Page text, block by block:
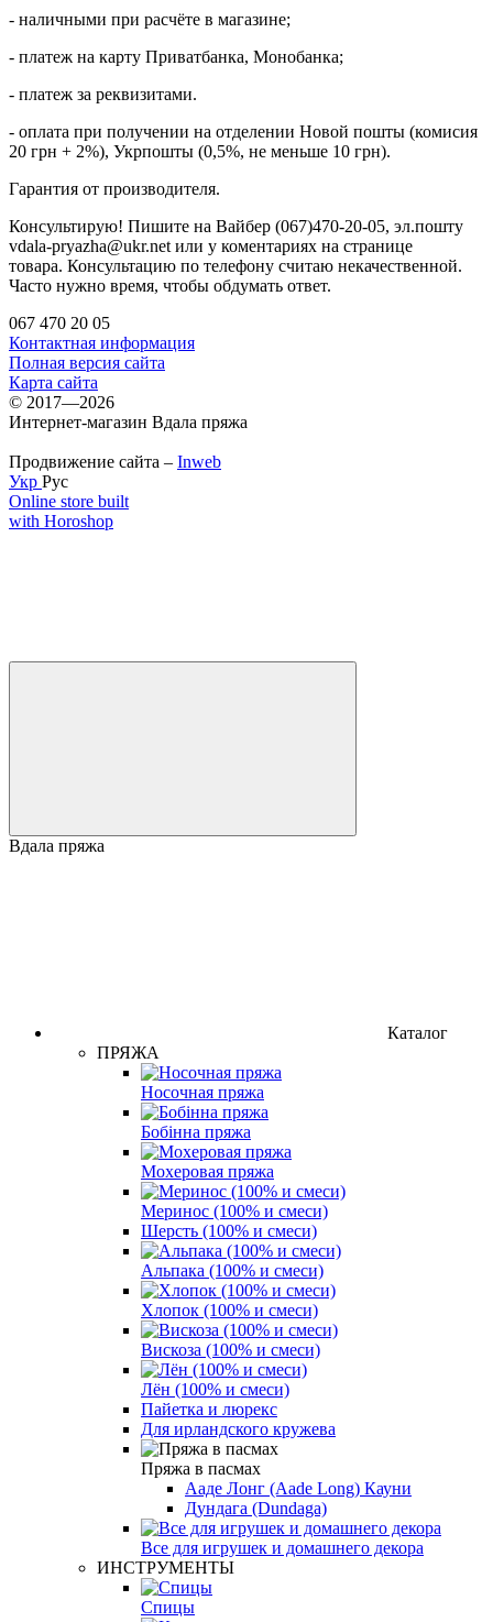
- наличными при расчёте в магазине;
- платеж на карту Приватбанка, Монобанка;
- платеж за реквизитами.
- оплата при получении на отделении Новой пошты (комисия
20 грн + 2%), Укрпошты (0,5%, не меньше 10 грн).
Гарантия от производителя.
Консультирую! Пишите на Вайбер (067)470-20-05, эл.пошту
vdala-pryazha@ukr.net или у коментариях на странице
товара. Консультацию по телефону считаю некачественной.
Часто нужно время, чтобы обдумать ответ.
067 470 20 05
Контактная информация
Полная версия сайта
Карта сайта
© 2017—2026
Интернет-магазин Вдала пряжа
Продвижение сайта – Inweb
Укр Рус
Online store built
with Horoshop
Вдала пряжа
Каталог
ПРЯЖА
Носочная пряжа
Бобінна пряжа
Мохеровая пряжа
Меринос (100% и смеси)
Шерсть (100% и смеси)
Альпака (100% и смеси)
Хлопок (100% и смеси)
Вискоза (100% и смеси)
Лён (100% и смеси)
Пайетка и люрекс
Для ирландского кружева
Пряжа в пасмах
Ааде Лонг (Aade Long) Кауни
Дундага (Dundaga)
Все для игрушек и домашнего декора
ИНСТРУМЕНТЫ
Спицы